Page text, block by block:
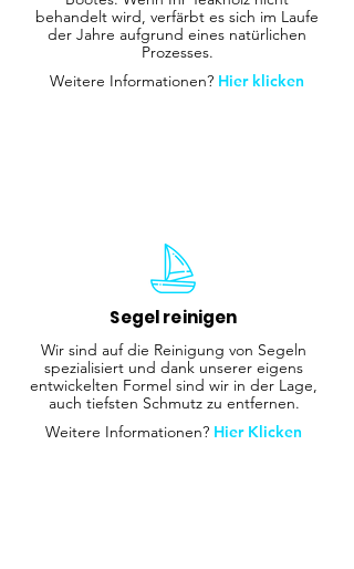
behandelt wird, verfärbt es sich im Laufe
der Jahre aufgrund eines natürlichen
Prozesses.
Weitere Informationen? Hier klicken
Segel reinigen
Wir sind auf die Reinigung von Segeln
spezialisiert und dank unserer eigens
entwickelten Formel sind wir in der Lage,
auch tiefsten Schmutz zu entfernen.
Weitere Informationen? Hier Klicken